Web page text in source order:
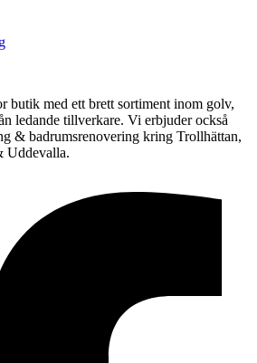
butik med ett brett sortiment inom golv,
ledande tillverkare. Vi erbjuder också
& badrumsrenovering kring Trollhättan,
Uddevalla.